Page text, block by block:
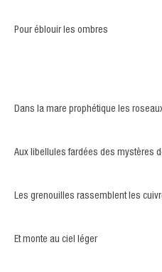
Pour éblouir les ombres
Dans la mare prophétique les
Aux libellules fardées des mystères
Les grenouilles rassemblent les
Et monte au ciel léger